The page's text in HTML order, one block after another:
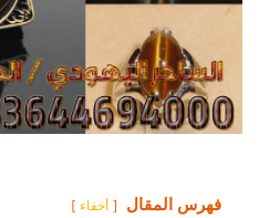
فهرس المقال أخفاء